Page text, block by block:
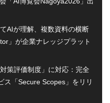
AIが理解、複数資料の横断
」が企業ナレッジプラット
策評価制度」に対応：完全
ス「Secure Scopes」をリリ